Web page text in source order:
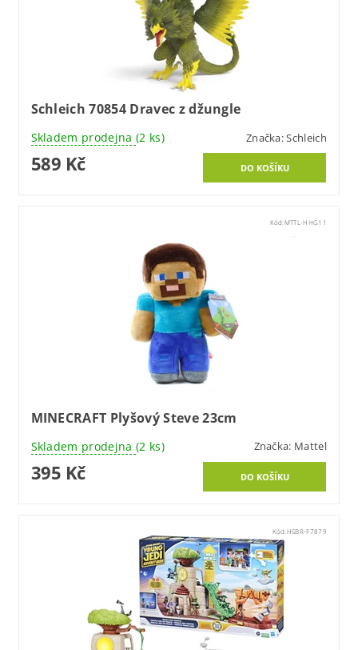
Schleich 70854 Dravec z džungle
Skladem prodejna (2 ks) Značka:Schleich
589 Kč
Kód: MTTL-HHG11
MINECRAFT Plyšový Steve 23cm
Skladem prodejna (2 ks) Značka: Mattel
395 Kč
Kód: HSBR-F7879